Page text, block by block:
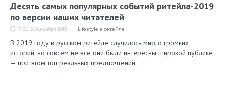
Десять самых популярных событий ритейла-2019
по версии наших читателей
17:26, 25 декабря 2019 Lifestyle в ретейле
В 2019 году в русском ритейле случилось много громких
историй, но совсем не все они были интересны широкой публике
— при этом топ реальных предпочтений…